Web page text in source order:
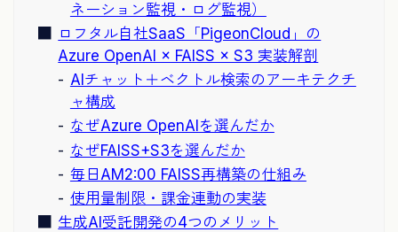
ネーション監視・ログ監視）
ロフタル自社SaaS「PigeonCloud」の
Azure OpenAI × FAISS × S3 実装解剖
AIチャット＋ベクトル検索のアーキテクチ
ャ構成
なぜAzure OpenAIを選んだか
なぜFAISS+S3を選んだか
毎日AM2:00 FAISS再構築の仕組み
使用量制限・課金連動の実装
生成AI受託開発の4つのメリット